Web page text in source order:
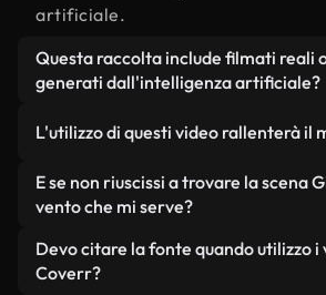
artificiale.
Questa raccolta include filmati reali
generati dall'intelligenza artificiale?
da filmati reali, girati da persone,
del vento, e da video generati
artificiale. Ogni video è
L'utilizzo di questi video rallenterà il
Non se scegli le nostre versioni
Offriamo formati leggeri e pronti
mantengono alta la qualità,
tempi di caricamento e migliorano
E se non riuscissi a trovare la scena
vento che mi serve?
Puoi crearne uno all'istante
Studio. Ti basta descrivere la
Devo citare la fonte quando utilizzo i
Coverr?